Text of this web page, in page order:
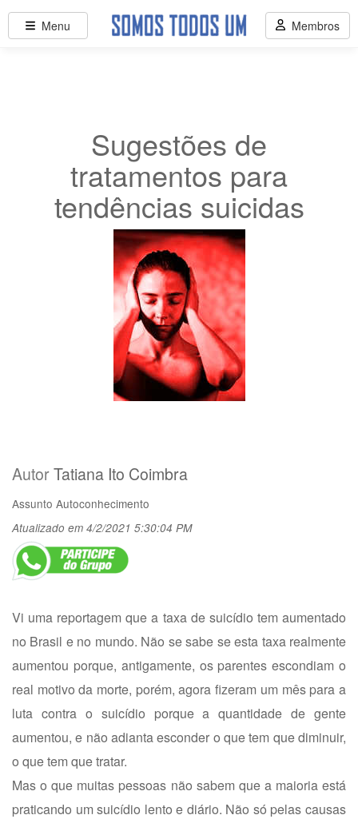
Sugestões de
tratamentos para
tendências suicidas
AutorTatiana Ito Coimbra
Assunto Autoconhecimento
Atualizado em 4/2/2021 5:30:04 PM
Vi uma reportagem que a taxa de suicídio tem aumentado
no Brasil e no mundo. Não se sabe se esta taxa realmente
aumentou porque, antigamente, os parentes escondiam o
real motivo da morte, porém, agora fizeram um mês para a
luta contra o suicídio porque a quantidade de gente
aumentou, e não adianta esconder o que tem que diminuir,
o que tem que tratar.
Mas o que muitas pessoas não sabem que a maioria está
praticando um suicídio lento e diário. Não só pelas causas
Menu Membros